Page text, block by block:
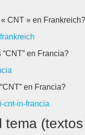
CNT » en Frankreich?
en Francia?
en Francia?
cnt-in-francia